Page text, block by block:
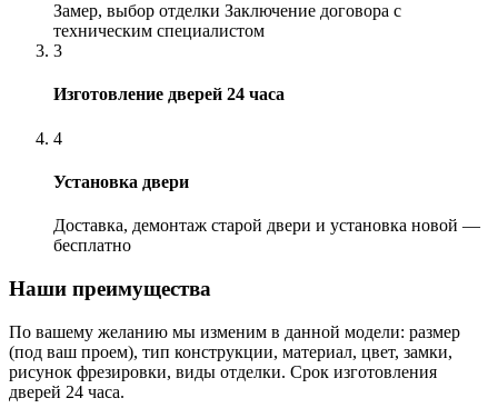
Замер, выбор отделки Заключение договора с
техническим специалистом
3
Изготовление дверей 24 часа
4
Установка двери
Доставка, демонтаж старой двери и установка новой —
бесплатно
Наши преимущества
По вашему желанию мы изменим в данной модели: размер
(под ваш проем), тип конструкции, материал, цвет, замки,
рисунок фрезировки, виды отделки. Срок изготовления
дверей 24 часа.